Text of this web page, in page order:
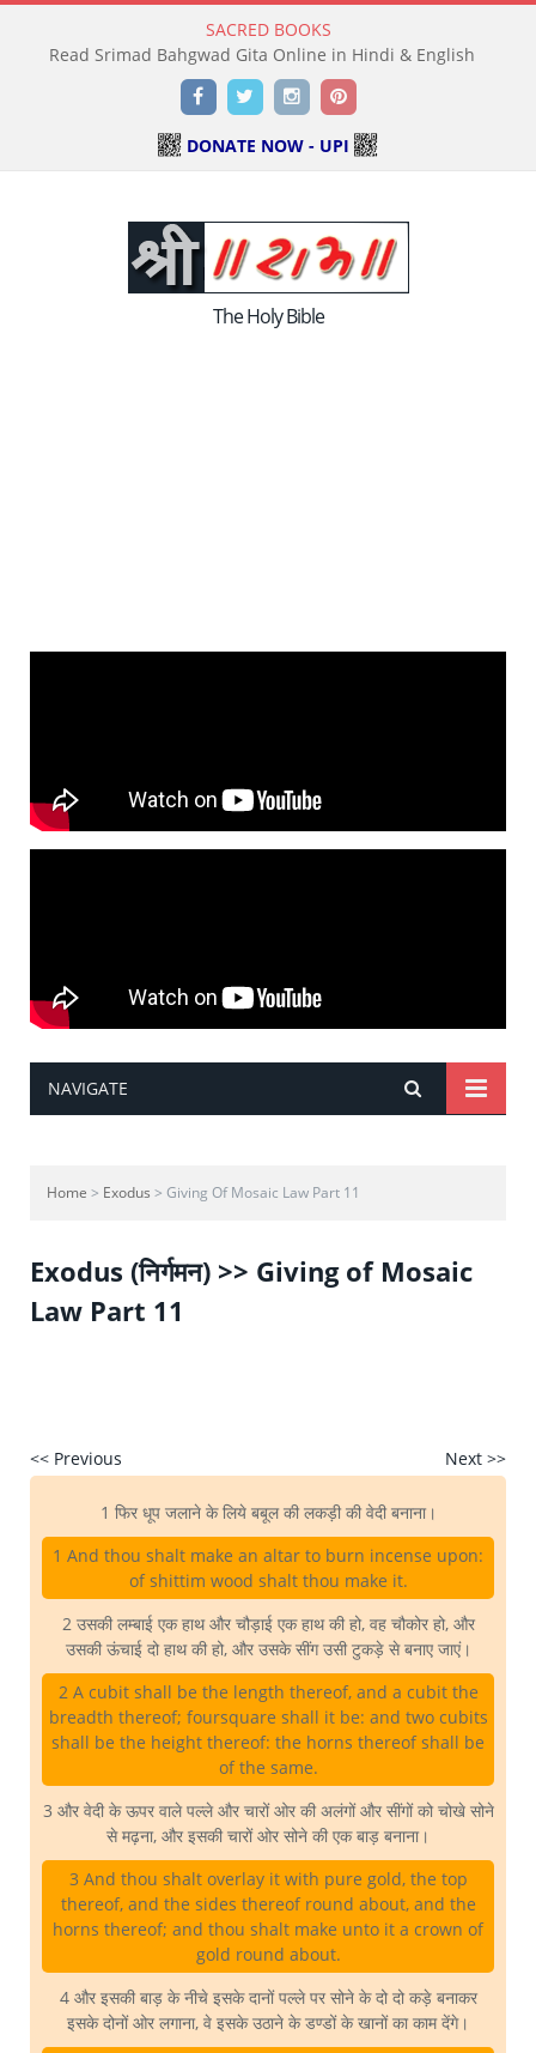
SACRED BOOKS
Read Srimad Bahgwad Gita Online in Hindi & English
FacebookTwitterInstagramPinterest
DONATE NOW - UPI
The Holy Bible
NAVIGATE
Home > Exodus > Giving Of Mosaic Law Part 11
Exodus (निर्गमन) >> Giving of Mosaic
Law Part 11
<< Previous Next >>
1 फिर धूप जलाने के लिये बबूल की लकड़ी की वेदी बनाना।
1 And thou shalt make an altar to burn incense upon:
of shittim wood shalt thou make it.
2 उसकी लम्बाई एक हाथ और चौड़ाई एक हाथ की हो, वह चौकोर हो, और
उसकी ऊंचाई दो हाथ की हो, और उसके सींग उसी टुकड़े से बनाए जाएं।
2 A cubit shall be the length thereof, and a cubit the
breadth thereof; foursquare shall it be: and two cubits
shall be the height thereof: the horns thereof shall be
of the same.
3 और वेदी के ऊपर वाले पल्ले और चारों ओर की अलंगों और सींगों को चोखे सोने
से मढ़ना, और इसकी चारों ओर सोने की एक बाड़ बनाना।
3 And thou shalt overlay it with pure gold, the top
thereof, and the sides thereof round about, and the
horns thereof; and thou shalt make unto it a crown of
gold round about.
4 और इसकी बाड़ के नीचे इसके दानों पल्ले पर सोने के दो दो कड़े बनाकर
इसके दोनों ओर लगाना, वे इसके उठाने के डण्डों के खानों का काम देंगे।